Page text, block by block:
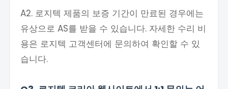
A2. 로지텍 제품의 보증 기간이 만료된 경우에는
유상으로 AS를 받을 수 있습니다. 자세한 수리 비
용은 로지텍 고객센터에 문의하여 확인할 수 있
습니다.